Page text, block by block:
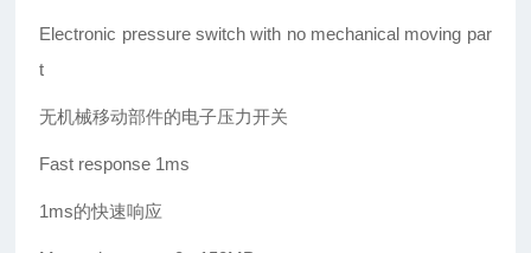
Electronic pressure switch with no mechanical moving par
t
无机械移动部件的电子压力开关
Fast response 1ms
1ms的快速响应